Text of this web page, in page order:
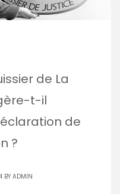
de La
t-il
de
?
BY ADMIN